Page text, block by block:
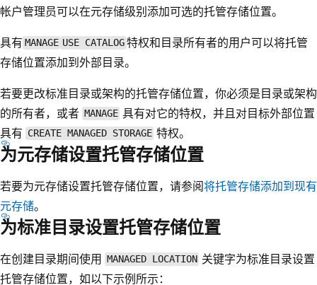
帐户管理员可以在元存储级别添加可选的托管存储位置。
具有 MANAGE USE CATALOG特权和目录所有者的用户可以将托管
存储位置添加到外部目录。
若要更改标准目录或架构的托管存储位置，你必须是目录或架构
的所有者，或者 MANAGE 具有对它的特权，并且对目标外部位置
具有 CREATE MANAGED STORAGE 特权。
为元存储设置托管存储位置
若要为元存储设置托管存储位置，请参阅将托管存储添加到现有
元存储。
为标准目录设置托管存储位置
在创建目录期间使用 MANAGED LOCATION 关键字为标准目录设置
托管存储位置，如以下示例所示：